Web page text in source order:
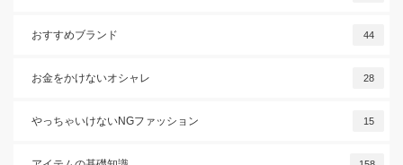
おすすめブランド 44
お金をかけないオシャレ 28
やっちゃいけないNGファッション 15